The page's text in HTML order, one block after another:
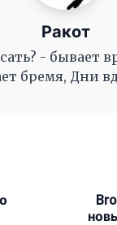
Ракот
- бывает
бремя, Дни